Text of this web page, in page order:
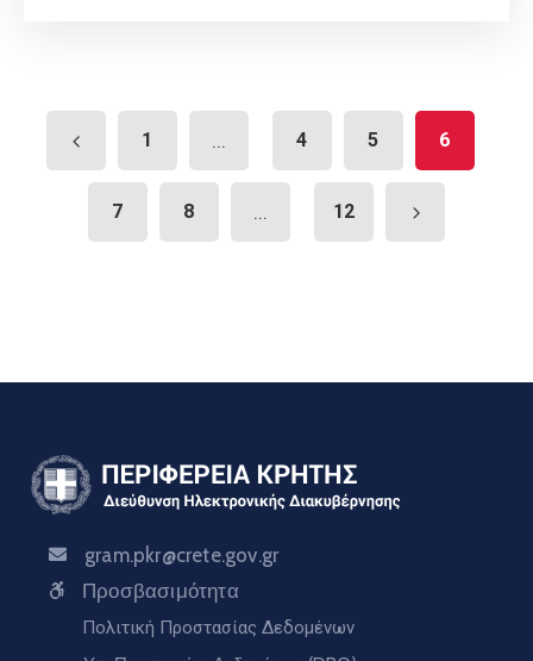
1 ... 4 5 6
7 8 ... 12
gram.pkr@crete.gov.gr
Προσβασιμότητα
Πολιτική Προστασίας Δεδομένων